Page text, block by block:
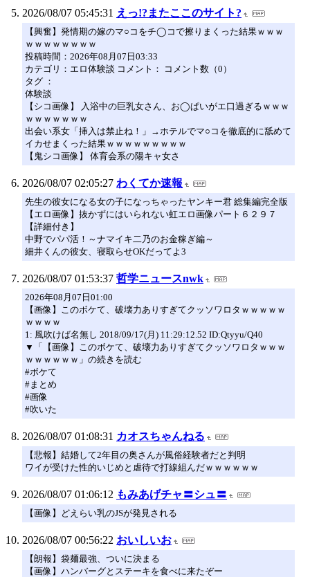
2026/08/07 05:45:31 えっ!?またここのサイト?
【興奮】発情期の嫁のマ○コをチ◯コで擦りまくった結果ｗｗｗ
ｗｗｗｗｗｗｗｗ
投稿時間：2026年08月07日03:33
カテゴリ：エロ体験談 コメント： コメント数（0）
タグ ：
体験談
【シコ画像】 入浴中の巨乳女さん、お◯ぱいがエ口過ぎるｗｗｗ
ｗｗｗｗｗｗｗ
出会い系女「挿入は禁止ね！」→ホテルでマ○コを徹底的に舐めて
イカせまくった結果ｗｗｗｗｗｗｗｗｗ
【鬼シコ画像】 体育会系の陽キャ女さ
2026/08/07 02:05:27 わくてか速報
先生の彼女になる女の子になっちゃったヤンキー君 総集編完全版
【エロ画像】抜かずにはいられない虹エロ画像パート６２９７
【詳細付き】
中野でパパ活！～ナマイキ二乃のお金稼ぎ編～
細井くんの彼女、寝取らせOKだってよ3
2026/08/07 01:53:37 哲学ニュースnwk
2026年08月07日01:00
【画像】このボケて、破壊力ありすぎてクッソワロタｗｗｗｗｗ
ｗｗｗｗ
1: 風吹けば名無し 2018/09/17(月) 11:29:12.52 ID:Qtyyu/Q40
▼「【画像】このボケて、破壊力ありすぎてクッソワロタｗｗｗ
ｗｗｗｗｗｗ」の続きを読む
#ボケて
#まとめ
#画像
#吹いた
2026/08/07 01:08:31 カオスちゃんねる
【悲報】結婚して2年目の奥さんが風俗経験者だと判明
ワイが受けた性的いじめと虐待で打線組んだｗｗｗｗｗｗ
2026/08/07 01:06:12 もみあげチャ〓シュ〓
【画像】どえらい乳のJSが発見される
2026/08/07 00:56:22 おいしいお
【朗報】袋麺最強、ついに決まる
【画像】ハンバーグとステーキを食べに来たぞー